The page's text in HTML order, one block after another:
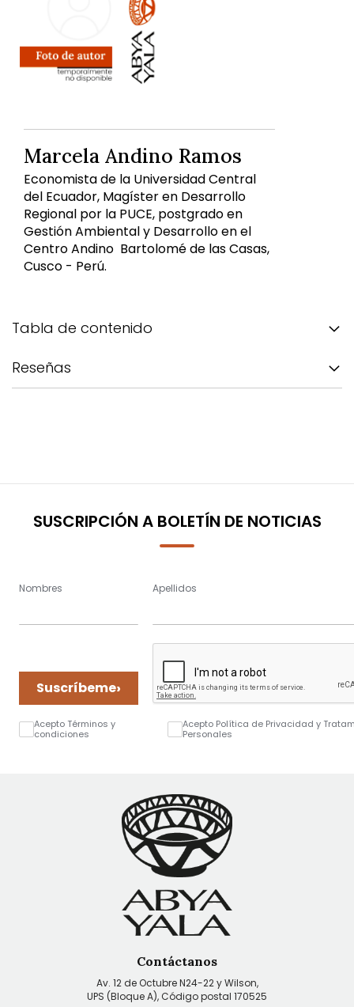
Marcela Andino Ramos
Economista de la Universidad Central
del Ecuador, Magíster en Desarrollo
Regional por la PUCE, postgrado en
Gestión Ambiental y Desarrollo en el
Centro Andino Bartolomé de las Casas,
Cusco - Perú.
Tabla de contenido
Reseñas
SUSCRIPCIÓN A BOLETÍN DE NOTICIAS
Nombres Apellidos
Suscríbeme›
Acepto Términos y
condiciones
Acepto Política de Privacidad y
Personales
Contáctanos
Av. 12 de Octubre N24-22 y Wilson,
UPS (Bloque A), Código postal 170525